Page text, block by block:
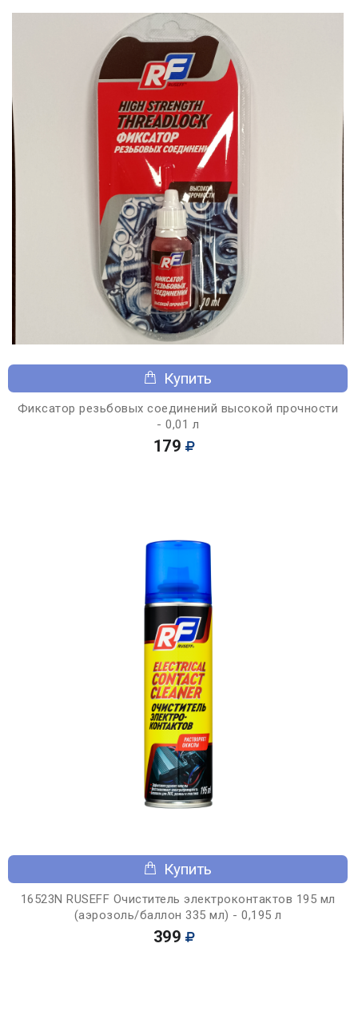
Купить
Фиксатор резьбовых соединений высокой прочности
- 0,01 л
179
Купить
16523N RUSEFF Очиститель электроконтактов 195 мл
(аэрозоль/баллон 335 мл) - 0,195 л
399